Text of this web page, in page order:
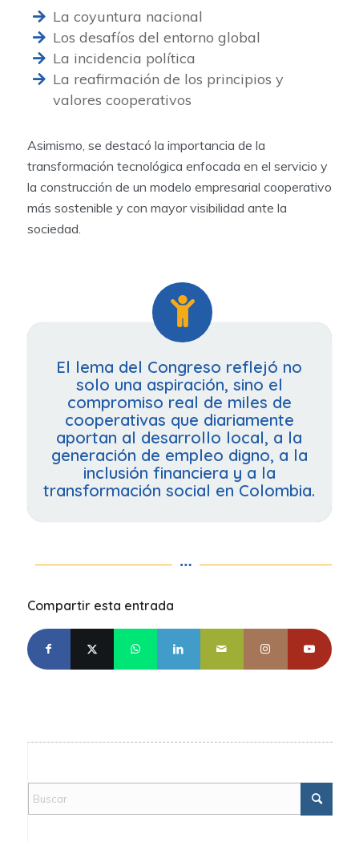
La coyuntura nacional
Los desafíos del entorno global
La incidencia política
La reafirmación de los principios y
valores cooperativos
Asimismo, se destacó la importancia de la
transformación tecnológica enfocada en el servicio y
la construcción de un modelo empresarial cooperativo
más sostenible y con mayor visibilidad ante la
sociedad.
El lema del Congreso reflejó no
solo una aspiración, sino el
compromiso real de miles de
cooperativas que diariamente
aportan al desarrollo local, a la
generación de empleo digno, a la
inclusión financiera y a la
transformación social en Colombia.
Compartir esta entrada